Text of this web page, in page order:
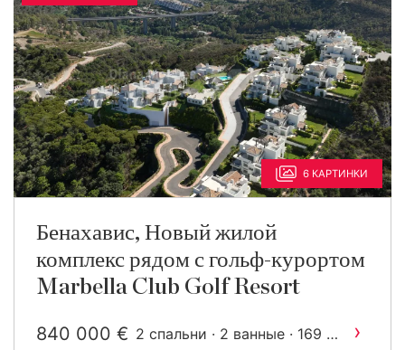
6 КАРТИНКИ
Бенахавис, Новый жилой
комплекс рядом с гольф-курортом
Marbella Club Golf Resort
840 000 € 2 спальни · 2 ванные · 169 m ›